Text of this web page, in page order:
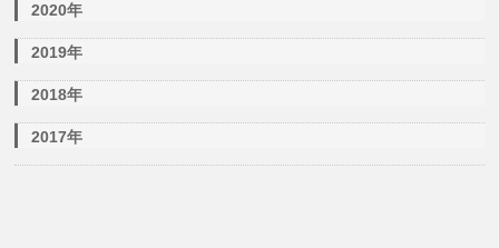
2020年
2019年
2018年
2017年